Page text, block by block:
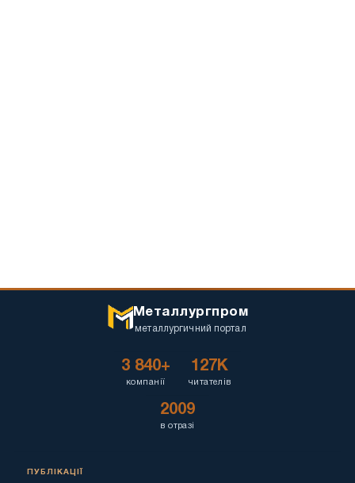
Металлургпром
металлургичний портал
3 840+
компанії
127K
читателів
2009
в отразі
ПУБЛІКАЦІЇ